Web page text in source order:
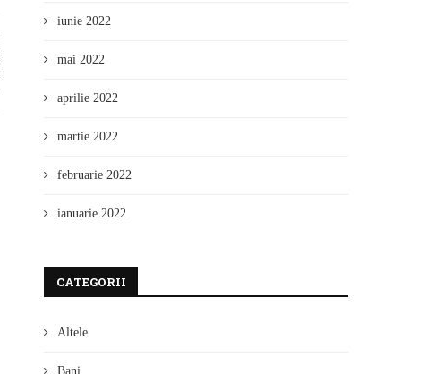
iunie 2022
mai 2022
aprilie 2022
martie 2022
februarie 2022
ianuarie 2022
CATEGORII
Altele
Bani